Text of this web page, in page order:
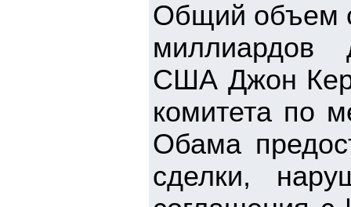
Общий объем
миллиардов
США Джон
комитета по
Обама
сделки,